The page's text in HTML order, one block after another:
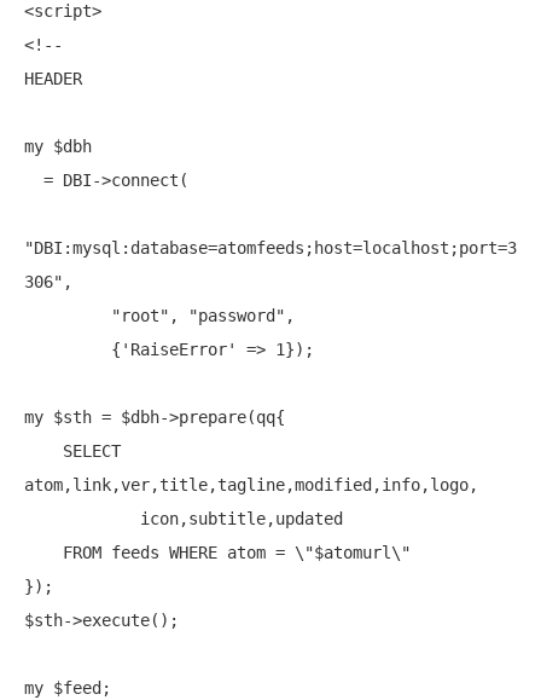
<script>
<!--
HEADER
my $dbh
  = DBI->
connect (
"DBI:mysql:database=atomfeeds;host=localhost;port=3
306" ,
"root" , "password" ,
my $sth = $dbh->prepare(qq{
atom,link,ver,title,tagline,modified,info,logo,
});
$sth->execute();
my